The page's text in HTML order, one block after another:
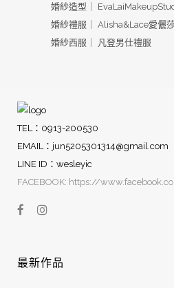
婚紗造型｜
婚紗禮服｜ Alisha&Lace愛儷
婚紗西服｜ 凡登男仕禮服
TEL：0913-200530
EMAIL： jun5205301314@gmail.com
LINE ID：wesleyic
FACEBOOK: https://
最新作品